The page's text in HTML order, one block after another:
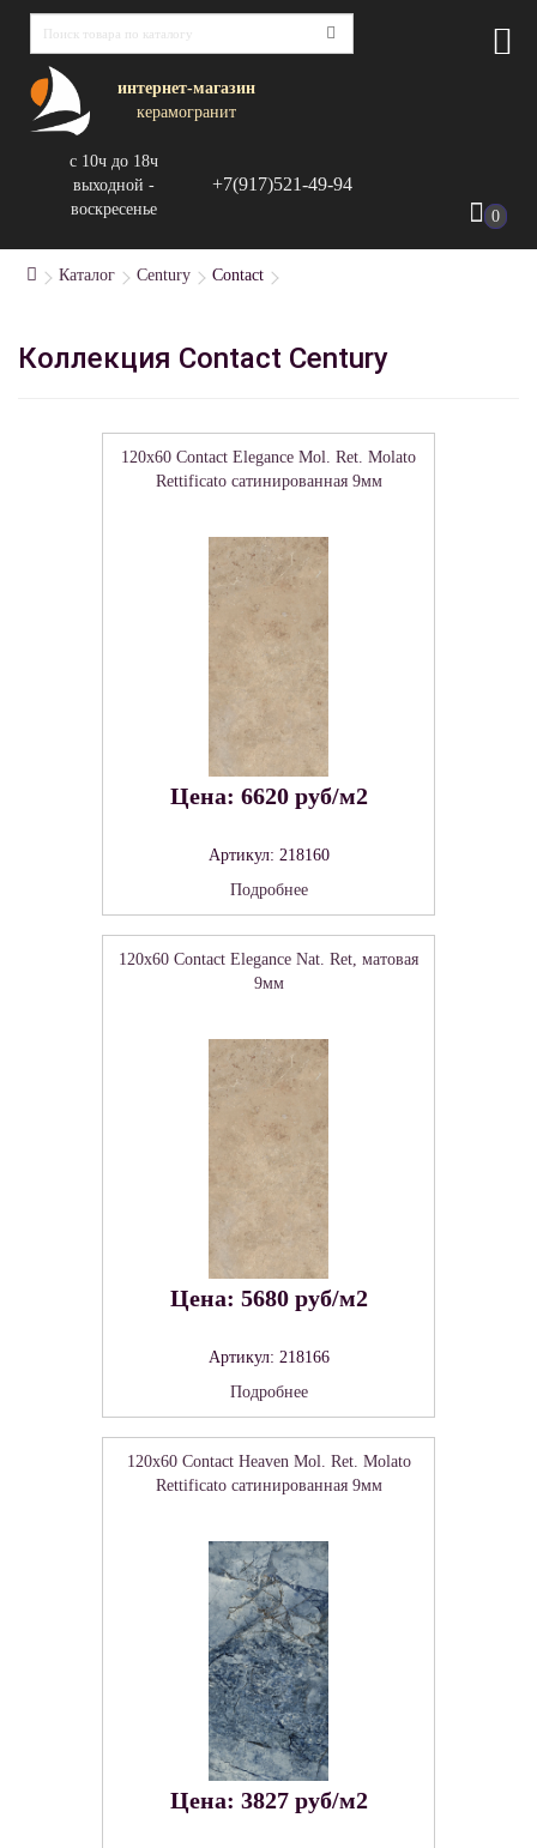
интернет-магазин
керамогранит
с 10ч до 18ч
выходной -
воскресенье
+7(917)521-49-94
0
Каталог Century Contact
Коллекция Contact Century
120x60 Contact Elegance Mol. Ret. Molato
Rettificato сатинированная 9мм
Цена: 6620 руб/м2
Артикул: 218160
Подробнее
120x60 Contact Elegance Nat. Ret, матовая
9мм
Цена: 5680 руб/м2
Артикул: 218166
Подробнее
120x60 Contact Heaven Mol. Ret. Molato
Rettificato сатинированная 9мм
Цена: 3827 руб/м2